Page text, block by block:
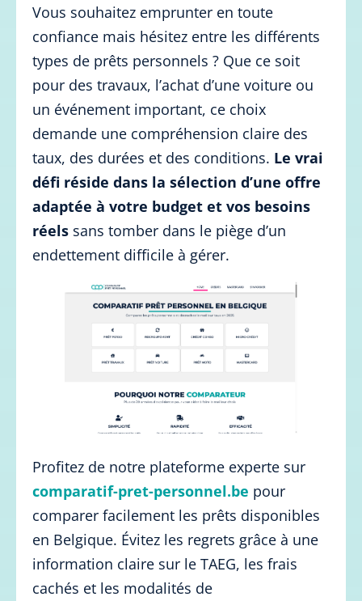
Vous souhaitez emprunter en toute
confiance mais hésitez entre les différents
types de prêts personnels ? Que ce soit
pour des travaux, l’achat d’une voiture ou
un événement important, ce choix
demande une compréhension claire des
taux, des durées et des conditions. Le vrai
défi réside dans la sélection d’une offre
adaptée à votre budget et vos besoins
réels sans tomber dans le piège d’un
endettement difficile à gérer.
Profitez de notre plateforme experte sur
comparatif-pret-personnel.be pour
comparer facilement les prêts disponibles
en Belgique. Évitez les regrets grâce à une
information claire sur le TAEG, les frais
cachés et les modalités de